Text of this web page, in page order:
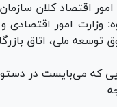
اقتصاد کلان
وزارت امور
توسعه ملی، اتاق
که می‌بایست در